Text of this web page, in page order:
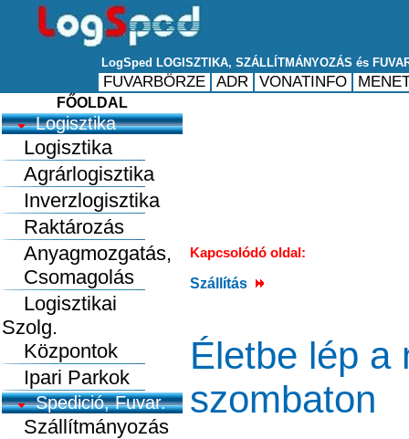
FŐOLDAL
Logisztika
Logisztika
Agrárlogisztika
Inverzlogisztika
Raktározás
Anyagmozgatás,
Csomagolás
Logisztikai
Szolg.
Központok
Ipari Parkok
Spedició, Fuvar.
Szállítmányozás
Kapcsolódó oldal:
Szállítás
Életbe lép a
szombaton